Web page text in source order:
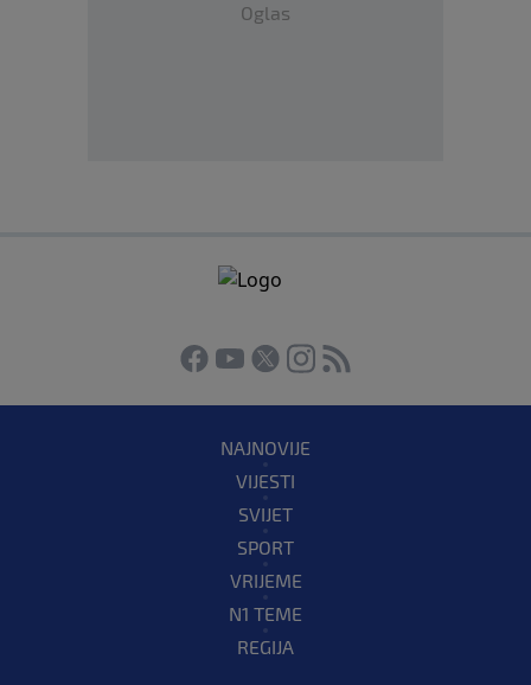
Oglas
NAJNOVIJE
VIJESTI
SVIJET
SPORT
VRIJEME
N1 TEME
REGIJA